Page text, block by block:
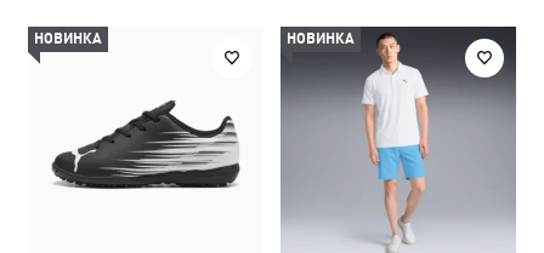
НОВИНКА НОВИНКА